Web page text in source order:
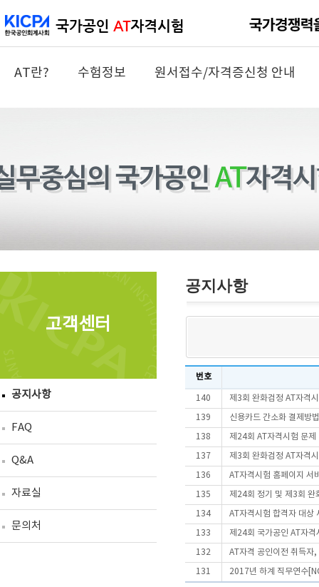
AT란? 수험정보 원서접수/자격증신청 안내
고객센터
공지사항
FAQ
Q&A
자료실
문의처
공지사항
번호
140 제3회 완화검정 AT자격
139 신용카드 간소화 결제방
138 제24회 AT자격시험 문
137 제3회 완화검정 AT자격
136 AT자격시험 홈페이지 서
135 제24회 정기 및 제3회 완
134 AT자격시험 합격자 대상
133 제24회 국가공인 AT자격
132 AT자격 공인이전 취득자
131 2017년 하계 직무연수